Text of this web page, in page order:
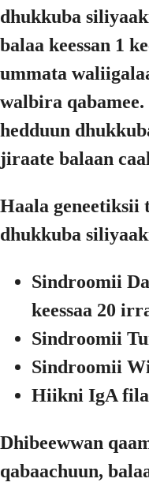
dhukkuba
balaa keessan 1
ummata
walbira
hedduun
jiraate balaan
Haala geneetiksii
dhukkuba
Sindroomii
keessaa 20
Sindroomii
Sindroomii
Hiikni IgA
Dhibeewwan
qabaachuun,